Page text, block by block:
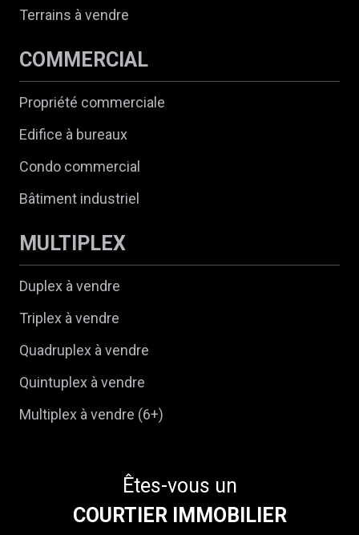
Terrains à vendre
COMMERCIAL
Propriété commerciale
Edifice à bureaux
Condo commercial
Bâtiment industriel
MULTIPLEX
Duplex à vendre
Triplex à vendre
Quadruplex à vendre
Quintuplex à vendre
Multiplex à vendre (6+)
Êtes-vous un
COURTIER IMMOBILIER